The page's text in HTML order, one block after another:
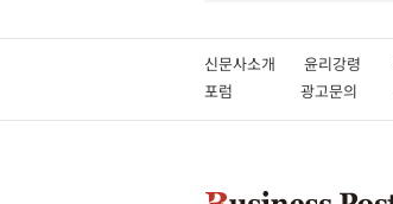
신문사소개 윤리강령
포럼
광고문의